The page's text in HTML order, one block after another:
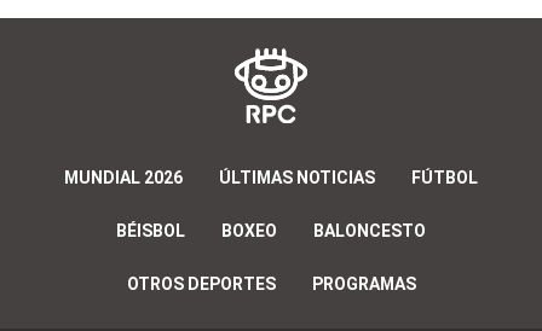
MUNDIAL 2026 ÚLTIMAS NOTICIAS FÚTBOL
BÉISBOL BOXEO BALONCESTO
OTROS DEPORTES PROGRAMAS